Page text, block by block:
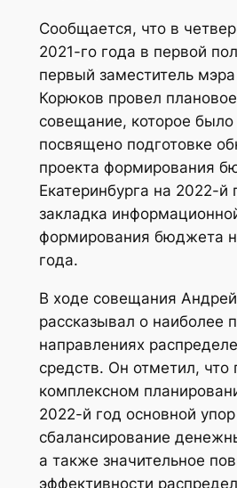
Сообщается, что в
2021-го года в первой
первый заместитель
Корюков провел
совещание, которое
посвящено подготовке
проекта формирования
Екатеринбурга на 2022-й
закладка
формирования бюджета
года.
В ходе совещания
рассказывал о наиболее
направлениях
средств. Он отметил, что
комплексном
2022-й год основной
сбалансирование
а также значительное
эффективности